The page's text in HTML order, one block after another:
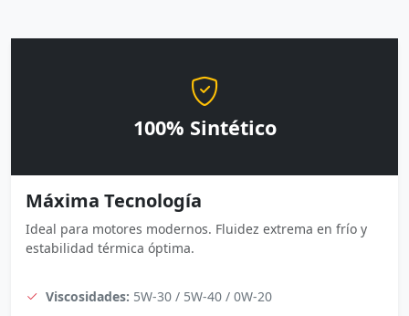
100% Sintético
Máxima Tecnología
Ideal para motores modernos. Fluidez extrema en frío y
estabilidad térmica óptima.
Viscosidades: 5W-30 / 5W-40 / 0W-20